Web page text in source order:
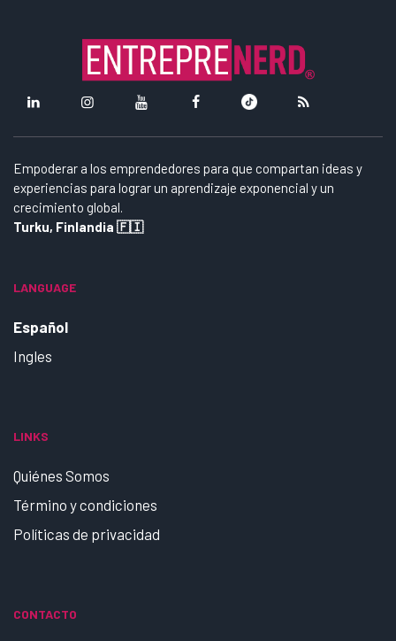
Empoderar a los emprendedores para que compartan ideas y
experiencias para lograr un aprendizaje exponencial y un
crecimiento global.
Turku, Finlandia 🇫🇮
LANGUAGE
Español
Ingles
LINKS
Quiénes Somos
Término y condiciones
Políticas de privacidad
CONTACTO